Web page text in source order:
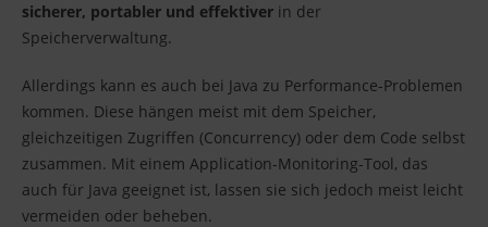
sicherer, portabler und effektiver in der
Speicherverwaltung.
Allerdings kann es auch bei Java zu Performance-Problemen
kommen. Diese hängen meist mit dem Speicher,
gleichzeitigen Zugriffen (Concurrency) oder dem Code selbst
zusammen. Mit einem Application-Monitoring-Tool, das
auch für Java geeignet ist, lassen sie sich jedoch meist leicht
vermeiden oder beheben.